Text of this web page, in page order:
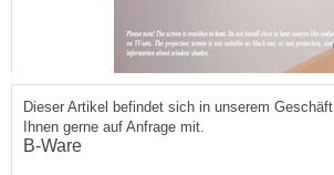
Dieser Artikel befindet sich in unserem Geschäft
Ihnen gerne auf Anfrage mit.
B-Ware